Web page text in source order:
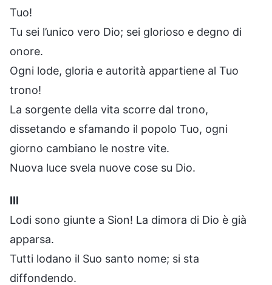
Tuo!
Tu sei l’unico vero Dio; sei glorioso e degno di
onore.
Ogni lode, gloria e autorità appartiene al Tuo
trono!
La sorgente della vita scorre dal trono,
dissetando e sfamando il popolo Tuo, ogni
giorno cambiano le nostre vite.
Nuova luce svela nuove cose su Dio.
III
Lodi sono giunte a Sion! La dimora di Dio è già
apparsa.
Tutti lodano il Suo santo nome; si sta
diffondendo.